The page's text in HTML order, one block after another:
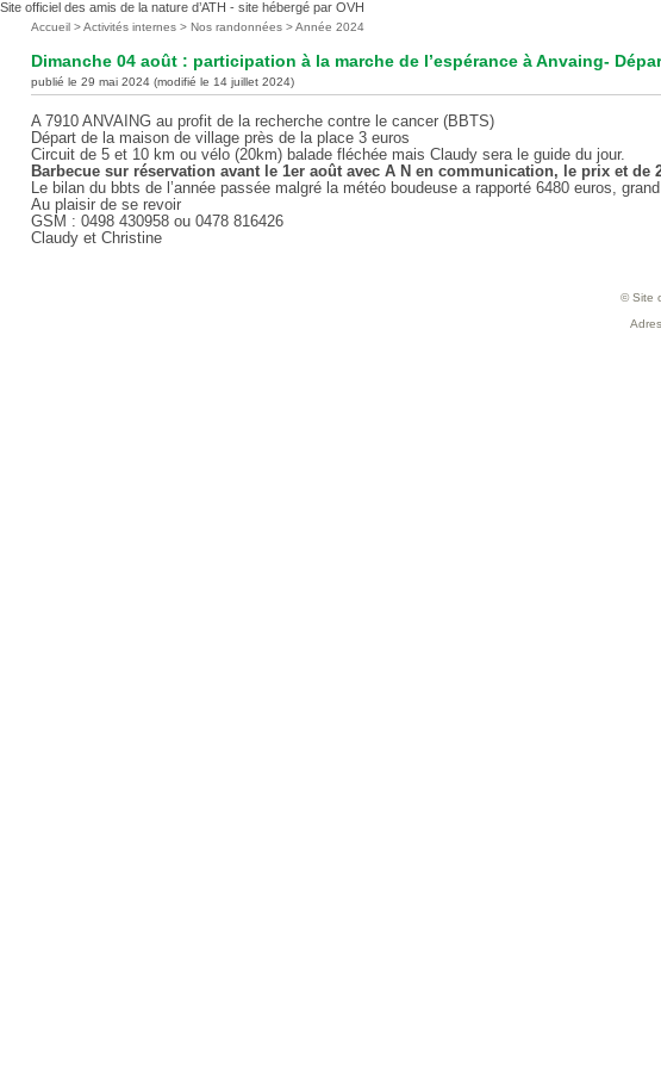
Site officiel des amis de la nature d’ATH - site hébergé par OVH
Vous
ici
:
Accueil >Activités internes >Nos randonnées>Année 2024
Dimanche 04 août : participation à la marche de l’espérance à Anvaing-
publié le 29 mai 2024 (modifié le 14 juillet 2024)
A 7910 ANVAING au profit de la recherche contre le cancer (BBTS)
Départ de la maison de village près de la place 3 euros
Circuit de 5 et 10 km ou vélo (20km) balade fléchée mais Claudy sera le guide du jour.
Barbecue sur réservation avant le 1er août avec A N en communication, le prix et de
Le bilan du bbts de l’année passée malgré la météo boudeuse a rapporté 6480 euros,
Au plaisir de se revoir
GSM : 0498 430958 ou 0478 816426
Claudy et Christine
© Site